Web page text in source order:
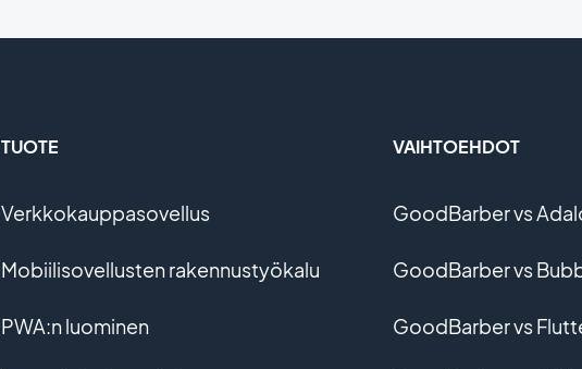
TUOTE
Verkkokauppasovellus
Mobiilisovellusten rakennustyökalu
PWA:n luominen
VAIHTOEHDOT
GoodBarber vs
GoodBarber vs
GoodBarber vs